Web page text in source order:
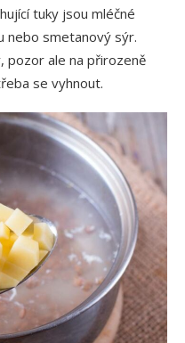
tuky jsou mléčné
nebo smetanový sýr.
pozor ale na přirozeně
se vyhnout.